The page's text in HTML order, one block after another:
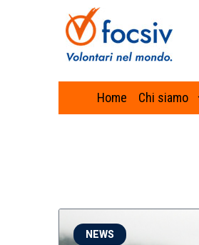
Home Chi siamo
NEWS